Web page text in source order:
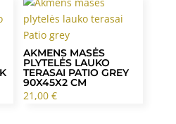
AKMENS MASĖS
PLYTELĖS LAUKO
TERASAI PATIO GREY
90X45X2 CM
21,00€